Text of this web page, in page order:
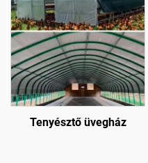
Tenyésztő üvegház